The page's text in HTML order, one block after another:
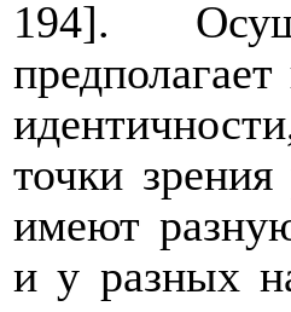
194].
точки
имеют
и у разных